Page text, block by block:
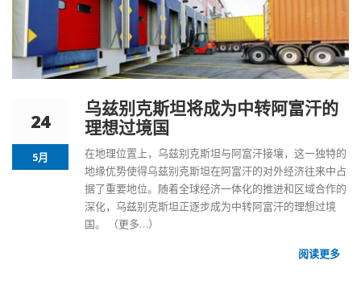
24
5月
乌兹别克斯坦将成为中转阿富汗的
理想过境国
在地理位置上，乌兹别克斯坦与阿富汗接壤，这一独特的
地缘优势使得乌兹别克斯坦在阿富汗的对外经济往来中占
据了重要地位。随着全球经济一体化的推进和区域合作的
深化，乌兹别克斯坦正逐步成为中转阿富汗的理想过境
国。
（更多…）
阅读更多